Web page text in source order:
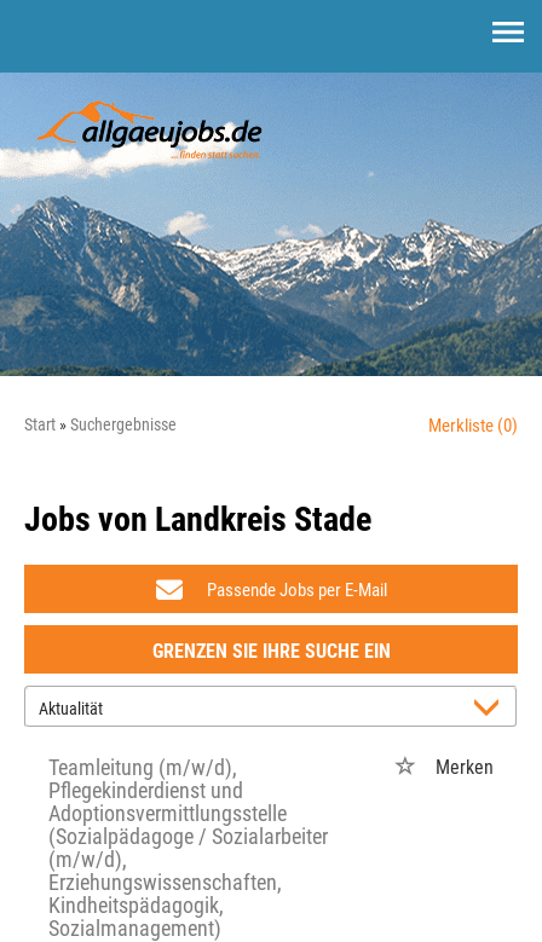
Start Suchergebnisse Merkliste (0)
Jobs von Landkreis Stade
Passende Jobs per E-Mail
GRENZEN SIE IHRE SUCHE EIN
Teamleitung (m/w/d),
Pflegekinderdienst und
Adoptionsvermittlungsstelle
(Sozialpädagoge / Sozialarbeiter
(m/w/d),
Erziehungswissenschaften,
Kindheitspädagogik,
Sozialmanagement)
Merken